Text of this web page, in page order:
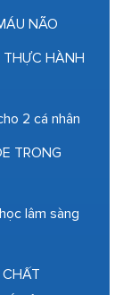
NÃO
THỰC HÀNH
2 cá nhân
TRONG
lâm sàng